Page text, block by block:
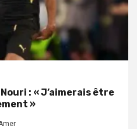
: « J’aimerais être
»